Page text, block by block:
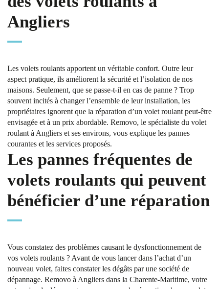
Angliers
Les volets roulants apportent un véritable confort. Outre leur
aspect pratique, ils améliorent la sécurité et l’isolation de nos
maisons. Seulement, que se passe-t-il en cas de panne ? Trop
souvent incités à changer l’ensemble de leur installation, les
propriétaires ignorent que la réparation d’un volet roulant peut-être
envisagée et à un prix abordable. Removo, le spécialiste du volet
roulant à Angliers et ses environs, vous explique les pannes
courantes et les services proposés.
Les pannes fréquentes de
volets roulants qui peuvent
bénéficier d’une réparation
Vous constatez des problèmes causant le dysfonctionnement de
vos volets roulants ? Avant de vous lancer dans l’achat d’un
nouveau volet, faites constater les dégâts par une société de
dépannage. Removo à Angliers dans la Charente-Maritime, votre